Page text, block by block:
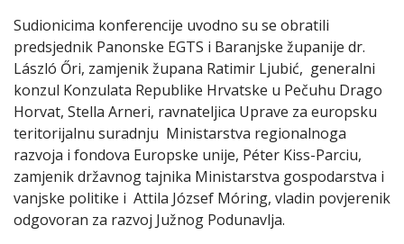
Sudionicima konferencije uvodno su se obratili
predsjednik Panonske EGTS i Baranjske županije dr.
László Őri, zamjenik župana Ratimir Ljubić, generalni
konzul Konzulata Republike Hrvatske u Pečuhu Drago
Horvat, Stella Arneri, ravnateljica Uprave za europsku
teritorijalnu suradnju Ministarstva regionalnoga
razvoja i fondova Europske unije, Péter Kiss-Parciu,
zamjenik državnog tajnika Ministarstva gospodarstva i
vanjske politike i Attila József Móring, vladin povjerenik
odgovoran za razvoj Južnog Podunavlja.